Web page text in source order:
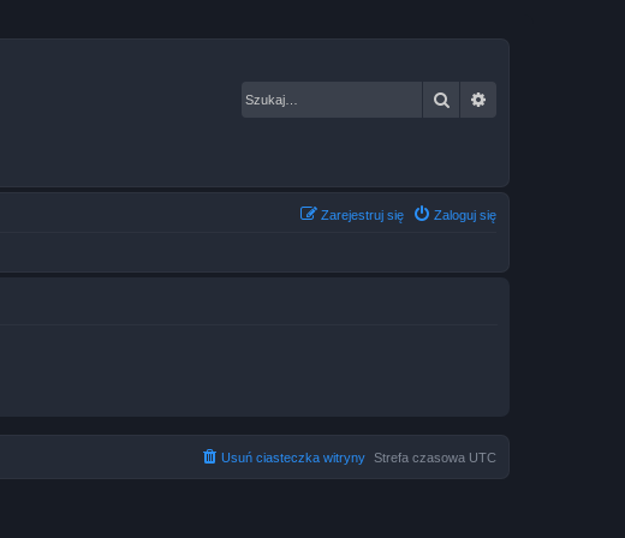
Szukaj
Zaloguj się
Zarejestruj się
Strefa czasowa UTC
Usuń ciasteczka witryny